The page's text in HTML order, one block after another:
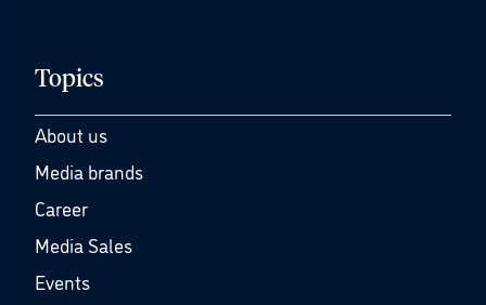
Topics
About us
Media brands
Career
Media Sales
Events